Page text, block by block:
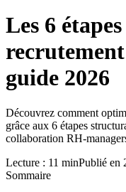
Les 6
guide 2026
Découvrez comment
grâce aux 6 étapes
collaboration RH-
Lecture : 11 minPublié en
Sommaire